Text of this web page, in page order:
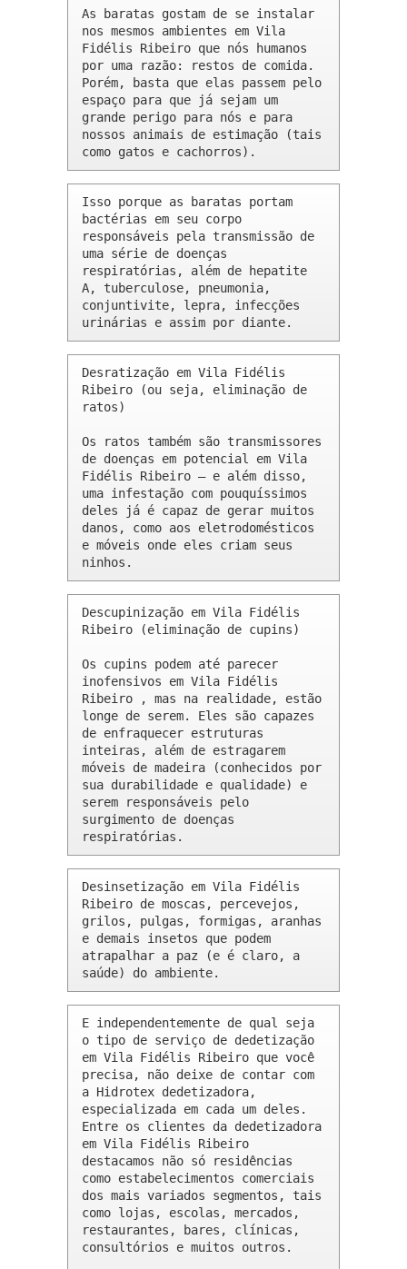
As baratas gostam de se instalar
nos mesmos ambientes em Vila
Fidélis Ribeiro que nós humanos
por uma razão: restos de comida.
Porém, basta que elas passem pelo
espaço para que já sejam um
grande perigo para nós e para
nossos animais de estimação (tais
como gatos e cachorros).
Isso porque as baratas portam
bactérias em seu corpo
responsáveis pela transmissão de
uma série de doenças
respiratórias, além de hepatite
A, tuberculose, pneumonia,
conjuntivite, lepra, infecções
urinárias e assim por diante.
Desratização em Vila Fidélis
Ribeiro (ou seja, eliminação de
ratos)
Os ratos também são transmissores
de doenças em potencial em Vila
Fidélis Ribeiro – e além disso,
uma infestação com pouquíssimos
deles já é capaz de gerar muitos
danos, como aos eletrodomésticos
e móveis onde eles criam seus
ninhos.
Descupinização em Vila Fidélis
Ribeiro (eliminação de cupins)
Os cupins podem até parecer
inofensivos em Vila Fidélis
Ribeiro , mas na realidade, estão
longe de serem. Eles são capazes
de enfraquecer estruturas
inteiras, além de estragarem
móveis de madeira (conhecidos por
sua durabilidade e qualidade) e
serem responsáveis pelo
surgimento de doenças
respiratórias.
Desinsetização em Vila Fidélis
Ribeiro de moscas, percevejos,
grilos, pulgas, formigas, aranhas
e demais insetos que podem
atrapalhar a paz (e é claro, a
saúde) do ambiente.
E independentemente de qual seja
o tipo de serviço de dedetização
em Vila Fidélis Ribeiro que você
precisa, não deixe de contar com
a Hidrotex dedetizadora,
especializada em cada um deles.
Entre os clientes da dedetizadora
em Vila Fidélis Ribeiro
destacamos não só residências
como estabelecimentos comerciais
dos mais variados segmentos, tais
como lojas, escolas, mercados,
restaurantes, bares, clínicas,
consultórios e muitos outros.